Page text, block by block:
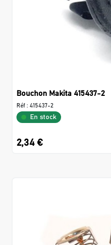
Bouchon Makita 415437-2
Réf : 415437-2
En stock
2,34 €